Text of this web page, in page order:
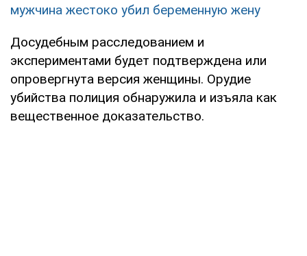
мужчина жестоко убил беременную жену
Досудебным расследованием и
экспериментами будет подтверждена или
опровергнута версия женщины. Орудие
убийства полиция обнаружила и изъяла как
вещественное доказательство.